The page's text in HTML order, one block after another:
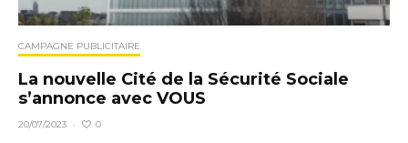
CAMPAGNE PUBLICITAIRE
La nouvelle Cité de la Sécurité Sociale
s’annonce avec VOUS
20/07/2023 · 0